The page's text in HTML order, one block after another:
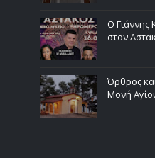
Ο Γιάννης
στον
Όρθρος
Μονή